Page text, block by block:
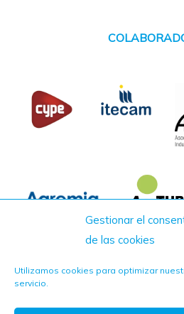
Gestionar el
de las cookies
Utilizamos cookies para optimizar
servicio.